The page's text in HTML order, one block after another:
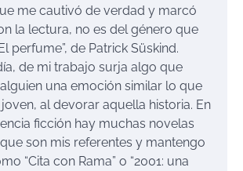
me cautivó de verdad y marcó
la lectura, no es del género que
perfume”, de Patrick Süskind.
de mi trabajo surja algo que
una emoción similar lo que
al devorar aquella historia. En
ficción hay muchas novelas
son mis referentes y mantengo
“Cita con Rama” o “2001: una